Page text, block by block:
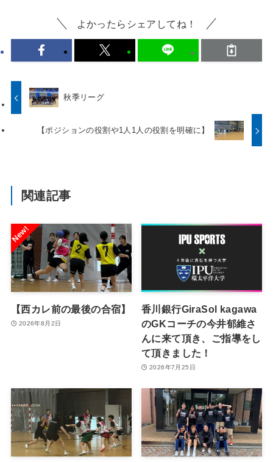
よかったらシェアしてね！
秋季リーグ
【ポジションの役割や1人1人の役割を明確に】
関連記事
【西カレ前の最後の合宿】
2026年8月2日
香川銀行GiraSol kagawa
のGKコーチの今井郁維さ
んに来て頂き、ご指導をし
て頂きました！
2026年7月25日